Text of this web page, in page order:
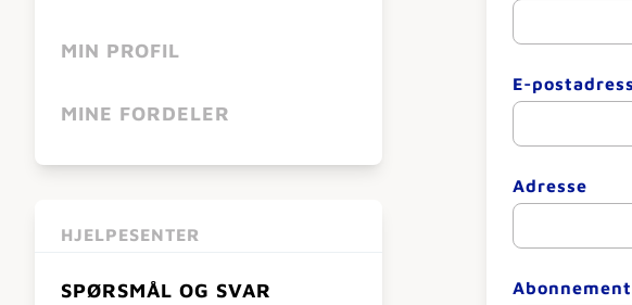
MIN PROFIL
MINE FORDELER
HJELPESENTER
SPØRSMÅL OG SVAR
E-
Adresse